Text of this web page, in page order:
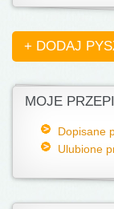
+ DODAJ
MOJE
Dopisane
Ulubione